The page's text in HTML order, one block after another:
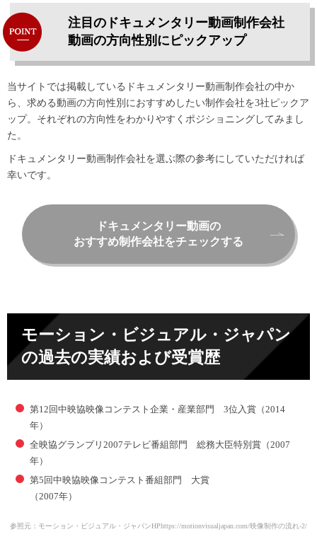
注目のドキュメンタリー動画制作会社
動画の方向性別にピックアップ
当サイトでは掲載しているドキュメンタリー動画制作会社の中か
ら、求める動画の方向性別におすすめしたい制作会社を3社ピックア
ップ。それぞれの方向性をわかりやすくポジショニングしてみまし
た。
ドキュメンタリー動画制作会社を選ぶ際の参考にしていただければ
幸いです。
ドキュメンタリー動画の
おすすめ制作会社をチェックする
モーション・ビジュアル・ジャパン
の過去の実績および受賞歴
第12回中映協映像コンテスト企業・産業部門 3位入賞（2014
年）
全映協グランプリ2007テレビ番組部門 総務大臣特別賞（2007
年）
第5回中映協映像コンテスト番組部門 大賞
（2007年）
参照元：モーション・ビジュアル・ジャパンHPhttps://motionvisualjapan.com/映像制作の流れ-2/